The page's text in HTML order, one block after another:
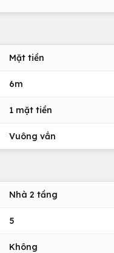
Mặt tiền
6m
1 mặt tiền
Vuông vắn
Nhà 2 tầng
5
Không